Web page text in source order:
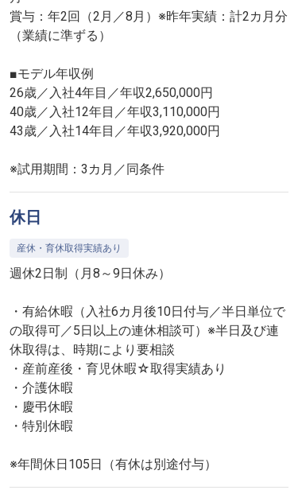
賞与：年2回（2月／8月）※昨年実績：計2カ月分
（業績に準ずる）
■モデル年収例
26歳／入社4年目／年収2,650,000円
40歳／入社12年目／年収3,110,000円
43歳／入社14年目／年収3,920,000円
※試用期間：3カ月／同条件
休日
産休・育休取得実績あり
週休2日制（月8～9日休み）
・有給休暇（入社6カ月後10日付与／半日単位で
の取得可／5日以上の連休相談可）※半日及び連
休取得は、時期により要相談
・産前産後・育児休暇☆取得実績あり
・介護休暇
・慶弔休暇
・特別休暇
※年間休日105日（有休は別途付与）